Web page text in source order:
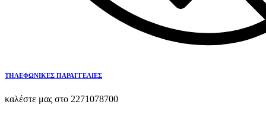
ΤΗΛΕΦΩΝΙΚΕΣ ΠΑΡΑΓΓΕΛΙΕΣ
καλέστε μας στο 2271078700